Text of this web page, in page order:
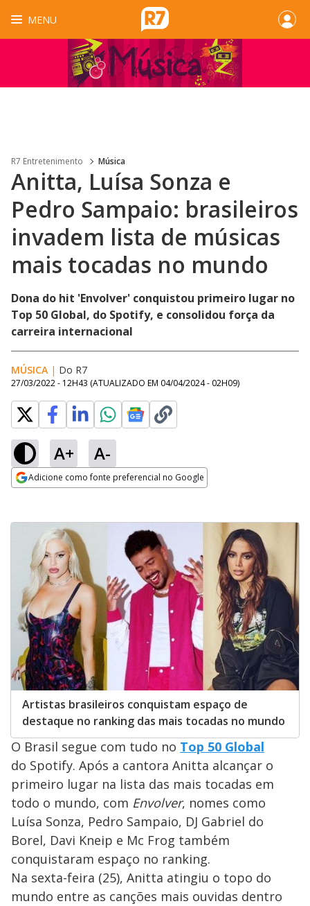
MENU
R7 Entretenimento Música
Anitta, Luísa Sonza e
Pedro Sampaio: brasileiros
invadem lista de músicas
mais tocadas no mundo
Dona do hit 'Envolver' conquistou primeiro lugar no
Top 50 Global, do Spotify, e consolidou força da
carreira internacional
MÚSICA | Do R7
27/03/2022 - 12H43 (ATUALIZADO EM 04/04/2024 - 02H09)
A+ A-
Adicione como fonte preferencial no Google
Artistas brasileiros conquistam espaço de
destaque no ranking das mais tocadas no mundo
O Brasil segue com tudo no Top 50 Global
do Spotify. Após a cantora Anitta alcançar o
primeiro lugar na lista das mais tocadas em
todo o mundo, com Envolver, nomes como
Luísa Sonza, Pedro Sampaio, DJ Gabriel do
Borel, Davi Kneip e Mc Frog também
conquistaram espaço no ranking.
Na sexta-feira (25), Anitta atingiu o topo do
mundo entre as canções mais ouvidas dentro